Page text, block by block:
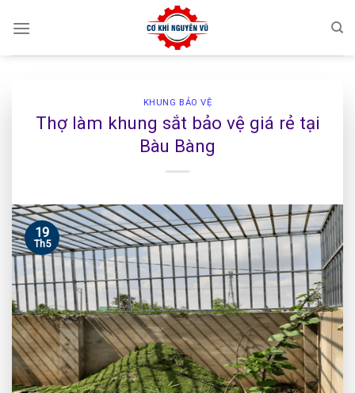
KHUNG BẢO VỆ
Thợ làm khung sắt bảo vệ giá rẻ tại
Bàu Bàng
19
Th5